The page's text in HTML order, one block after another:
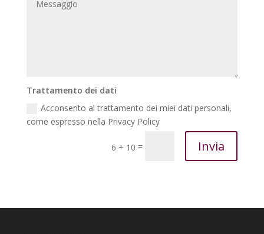
Trattamento dei dati
Acconsento al trattamento dei miei dati personali,
come espresso nella Privacy Policy
6 + 10 = Invia